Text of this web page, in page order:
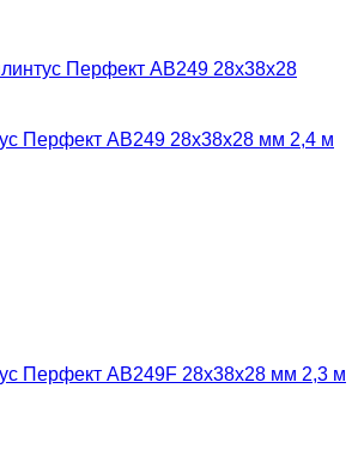
Перфект AB249 28х38х28 мм 2,4 м
Перфект AB249F 28х38х28 мм 2,3 м